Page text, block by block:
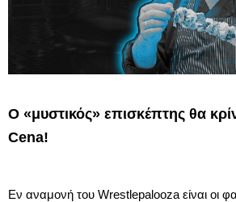
Ο «μυστικός» επισκέπτης θα
Cena!
Εν αναμονή του Wrestlepalooza είναι οι